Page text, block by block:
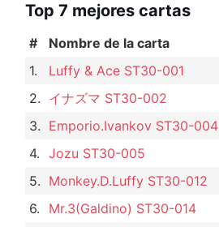
Top 7 mejores cartas
# Nombre de la carta
1.
Luffy & Ace ST30-001
2. イナズマ ST30-002
3. Emporio.Ivankov ST30-004
4. Jozu ST30-005
5. Monkey.D.Luffy ST30-012
6.
Mr.3(Galdino) ST30-014